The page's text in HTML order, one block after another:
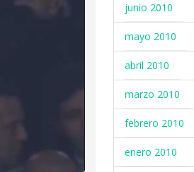
junio 2010
mayo 2010
abril 2010
marzo 2010
febrero 2010
enero 2010